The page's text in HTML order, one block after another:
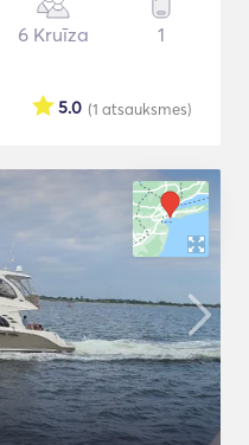
6 Kruīza 1
(1 atsauksmes)
5.0